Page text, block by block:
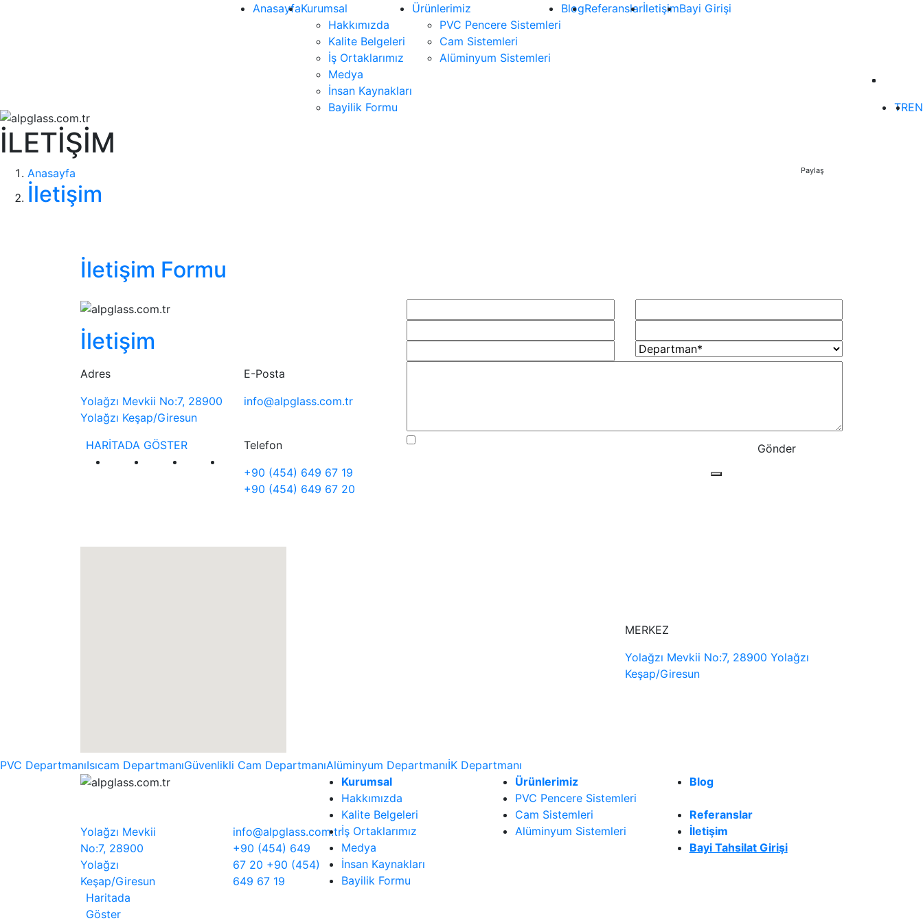
AnasayfaKurumsal
Hakkımızda
Kalite Belgeleri
İş Ortaklarımız
Medya
İnsan Kaynakları
Bayilik Formu
Ürünlerimiz
PVC Pencere Sistemleri
Cam Sistemleri
Alüminyum Sistemleri
BlogReferanslarİletişimBayi Girişi
TREN
İLETİŞİM
Anasayfa
İletişim
Paylaş
İletişim Formu
İletişim
Adres
Yolağzı Mevkii No:7, 28900
Yolağzı Keşap/Giresun
E-Posta
info@alpglass.com.tr
HARİTADA GÖSTER
Telefon
+90 (454) 649 67 19
+90 (454) 649 67 20
MERKEZ
Yolağzı Mevkii No:7, 28900 Yolağzı
Keşap/Giresun
PVC DepartmanıIsıcam DepartmanıGüvenlikli Cam DepartmanıAlüminyum DepartmanıİK Departmanı
Yolağzı Mevkii
No:7, 28900
Yolağzı
Keşap/Giresun
Haritada
Göster
info@alpglass.com.tr
+90 (454) 649
67 20 +90 (454)
649 67 19
Kurumsal
Hakkımızda
Kalite Belgeleri
İş Ortaklarımız
Medya
İnsan Kaynakları
Bayilik Formu
Ürünlerimiz
PVC Pencere Sistemleri
Cam Sistemleri
Alüminyum Sistemleri
Blog
Referanslar
İletişim
Bayi Tahsilat Girişi